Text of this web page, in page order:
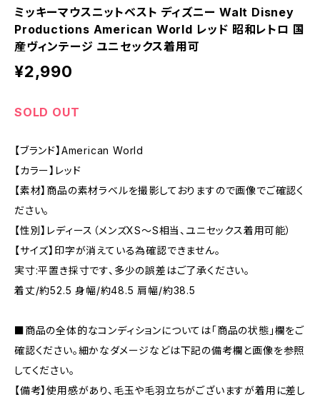
ミッキーマウスニットベスト ディズニー Walt Disney
Productions American World レッド 昭和レトロ 国
産ヴィンテージ ユニセックス着用可
¥2,990
SOLD OUT
【ブランド】American World
【カラー】レッド
【素材】商品の素材ラベルを撮影しておりますので画像でご確認く
ださい。
【性別】レディース（メンズXS～S相当、ユニセックス着用可能）
【サイズ】印字が消えている為確認できません。
実寸:平置き採寸です、多少の誤差はご了承ください。
着丈/約52.5 身幅/約48.5 肩幅/約38.5
■商品の全体的なコンディションについては「商品の状態」欄をご
確認ください。細かなダメージなどは下記の備考欄と画像を参照
してください。
【備考】使用感があり、毛玉や毛羽立ちがございますが着用に差し